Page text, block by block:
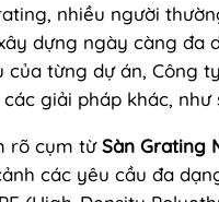
nhiều người
dựng ngày càng đa
của từng dự án, Công
giải pháp khác,
rõ cụm từSàn Grating
các yêu cầu đa